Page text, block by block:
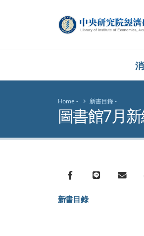
中央研究
Home 新書目錄
圖書館7月
Facebook
line email
新書目錄